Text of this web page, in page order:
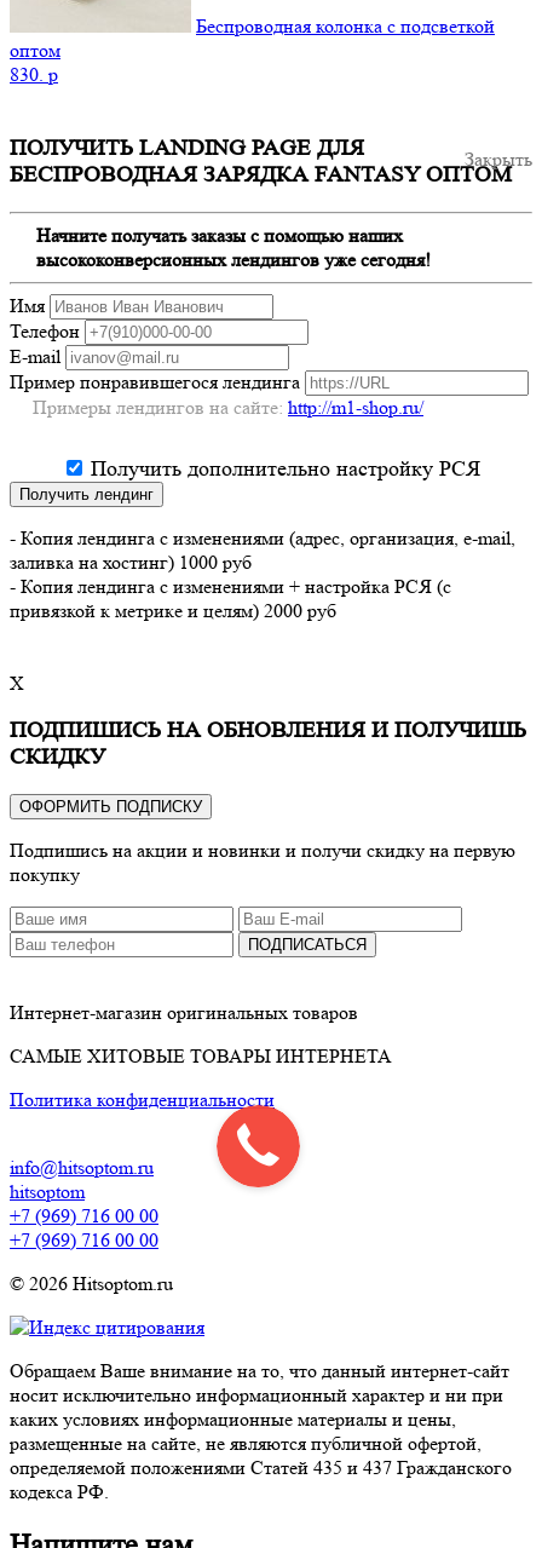
Беспроводная колонка с подсветкой
оптом
830. p
Закрыть
ПОЛУЧИТЬ LANDING PAGE ДЛЯ
БЕСПРОВОДНАЯ ЗАРЯДКА FANTASY ОПТОМ
Начните получать заказы с помощью наших
высококонверсионных лендингов уже сегодня!
Имя
Телефон
E-mail
Пример понравившегося лендинга
Примеры лендингов на сайте: http://m1-shop.ru/
Получить дополнительно настройку РСЯ
Получить лендинг
- Копия лендинга с изменениями (адрес, организация, e-mail,
заливка на хостинг) 1000 руб
- Копия лендинга с изменениями + настройка РСЯ (с
привязкой к метрике и целям) 2000 руб
X
ПОДПИШИСЬ НА ОБНОВЛЕНИЯ И ПОЛУЧИШЬ
СКИДКУ
ОФОРМИТЬ ПОДПИСКУ
Подпишись на акции и новинки и получи скидку на первую
покупку
ПОДПИСАТЬСЯ
Интернет-магазин оригинальных товаров
САМЫЕ ХИТОВЫЕ ТОВАРЫ ИНТЕРНЕТА
Политика конфиденциальности
info@hitsoptom.ru
hitsoptom
+7 (969) 716 00 00
+7 (969) 716 00 00
© 2026 Hitsoptom.ru
Обращаем Ваше внимание на то, что данный интернет-сайт
носит исключительно информационный характер и ни при
каких условиях информационные материалы и цены,
размещенные на сайте, не являются публичной офертой,
определяемой положениями Статей 435 и 437 Гражданского
кодекса РФ.